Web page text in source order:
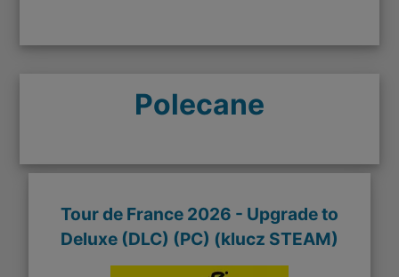
Polecane
Tour de France 2026 - Upgrade to
Deluxe (DLC) (PC) (klucz STEAM)